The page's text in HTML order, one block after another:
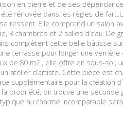
en pierre et de ses
rénovée dans les règles de l’art.
ressent. Elle comprend un salon
3 chambres et 2 salles d’eau. De
complètent cette belle bâtisse
terrasse pour longer une
de 80 m2 , elle offre en sous-sol,
atelier d’artiste. Cette pièce est
supplémentaire pour la création
propriété, on trouve une seconde
au charme incomparable